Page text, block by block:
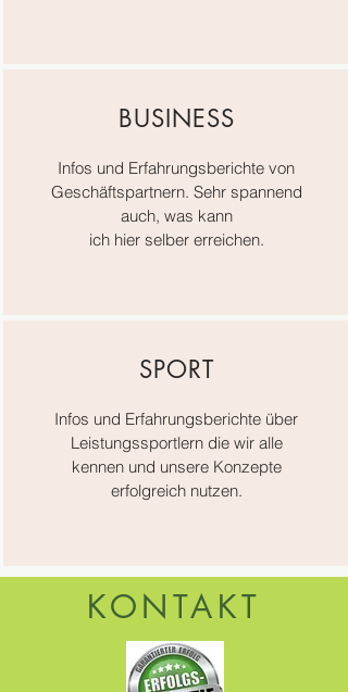
BUSINESS
Infos und Erfahrungsberichte von
Geschäftspartnern. Sehr spannend
auch, was kann
ich hier selber erreichen.
SPORT
Infos und Erfahrungsberichte über
Leistungssportlern die wir alle
kennen und unsere Konzepte
erfolgreich nutzen.
KONTAKT